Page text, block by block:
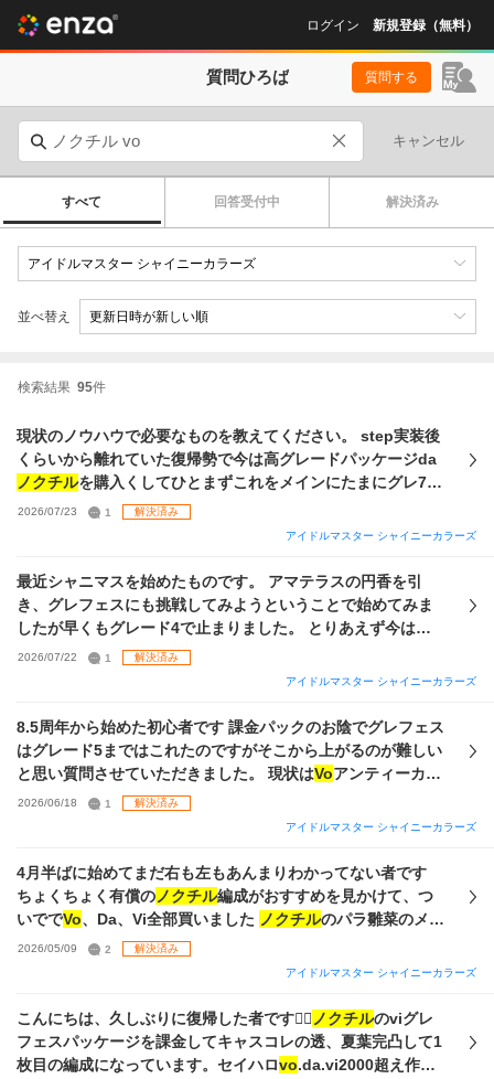
ログイン 新規登録（無料）
質問ひろば 質問する
キャンセル
すべて 回答受付中 解決済み
並べ替え
検索結果 95件
現状のノウハウで必要なものを教えてください。 step実装後
くらいから離れていた復帰勢で今は高グレードパッケージda
ノクチルを購入くしてひとまずこれをメインにたまにグレ7タ
ッチできたらいいな、くらいで考えています。 とりあえず特
化ポジション系のアビリティを除いた汎用的な本を作りたく
出高、思い出低 基礎能力値UPGRAD、WING ロマンチスト
タフネス 歌姫 プロダンサー トップモデル 施設効率相談 施設
効率相談++ の本を作りました。 ここまでアビの多い本を作る
たいだす。 また、特化系の本を作る場合は↑の本にあるもの
に加えて ポジション適正◯◎、スペシャリスト（ボーカル
実装前に離れたことからベストアドバイスマスタリーはづき
が1種類もいないのですが、daをメインにしようにもトワコ
レはづきを今から完凸させるほど課金はしたくないと考えて
います。グレ7タッチにもはづきは必須だと考えますか？もし
vo用の限定はづきをど
くなって申し訳ありません、よろしければお教えください。
宜しくお願いします！
2026/07/23 1
解決済み
アイドルマスター シャイニーカラーズ
最近シャニマスを始めたものです。 アマテラスの円香を引
き、グレフェスにも挑戦してみようということで始めてみま
したが早くもグレード4で止まりました。 とりあえず今はた
だ数値を適当に盛ってセンターを円香、
,da,viをそれぞれ盛ってその場所において、リーダーは育
す。 各ポジションの育成の仕方や取ったほうがいいスキルな
どを全く知らないので教えて欲しいです。 またグレフェス自
体の立ち回りも分からないので教えて欲しいです。 今の自分
2026/07/22 1
解決済み
アイドルマスター シャイニーカラーズ
8.5周年から始めた初心者です 課金パックのお陰でグレフェス
はグレード5まではこれたのですがそこから上がるのが難しい
と思い質問させていただきました。 現状はVoアンティーカ
Da放クラViノクチルの 課金パックの編成でやっているのです
が 今後は担当のにちかが居るシーズを主力とした編成でやっ
ドルを編成して育成したらいいのか またどのようなライブス
キルの踏み方をフェスでやればいいのかを参考まででいいの
で教えて頂きたいです。 画像はいま持っているカードになり
金して完凸ができれば目指そうと考えておりこの前の トワコ
レにちかプレコレ美琴は完凸しました。 凸はづきさんはPア
す。 長々とすみません🙇‍♀️ぜひお力をお借りしたいです
2026/06/18 1
解決済み
アイドルマスター シャイニーカラーズ
4月半ばに始めてまだ右も左もあんまりわかってない者です
ちょくちょく有償のノクチル編成がおすすめを見かけて、つ
いででVo、Da、Vi全部買いました ノクチルのパラ雛菜のメモ
ブが強いようなので、メモブセットを買うか、その他のガチ
ャセットを買って色んなサポ等を増やすか悩んでいます セッ
有償追加するので貯めるは無しで
2026/05/09 2
解決済み
アイドルマスター シャイニーカラーズ
こんにちは、久しぶりに復帰した者です🙇‍♀️ ノクチルのviグレ
フェスパッケージを課金してキャスコレの透、夏葉完凸して1
枚目の編成になっています。セイハロvo.da.vi2000超え作り